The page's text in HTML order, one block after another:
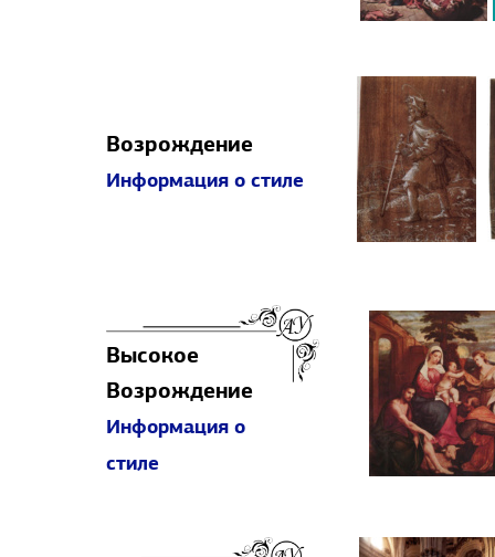
Возрождение
Информация о стиле
Высокое
Возрождение
Информация о
стиле